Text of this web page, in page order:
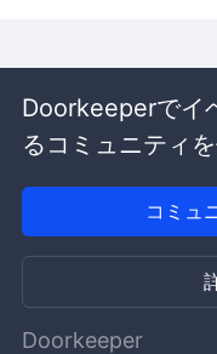
Doorkeeperでイ
るコミュニティ
コミュ
Doorkeeper